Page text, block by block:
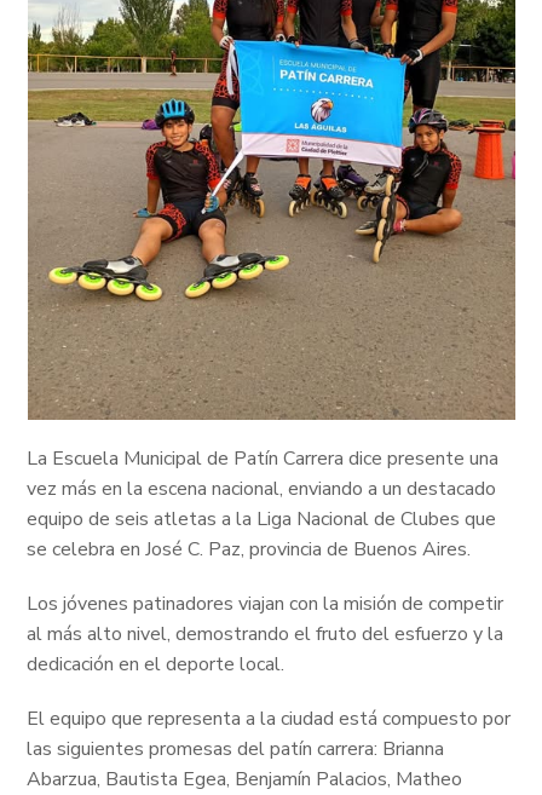
La Escuela Municipal de Patín Carrera dice presente una
vez más en la escena nacional, enviando a un destacado
equipo de seis atletas a la Liga Nacional de Clubes que
se celebra en José C. Paz, provincia de Buenos Aires.
Los jóvenes patinadores viajan con la misión de competir
al más alto nivel, demostrando el fruto del esfuerzo y la
dedicación en el deporte local.
El equipo que representa a la ciudad está compuesto por
las siguientes promesas del patín carrera: Brianna
Abarzua, Bautista Egea, Benjamín Palacios, Matheo